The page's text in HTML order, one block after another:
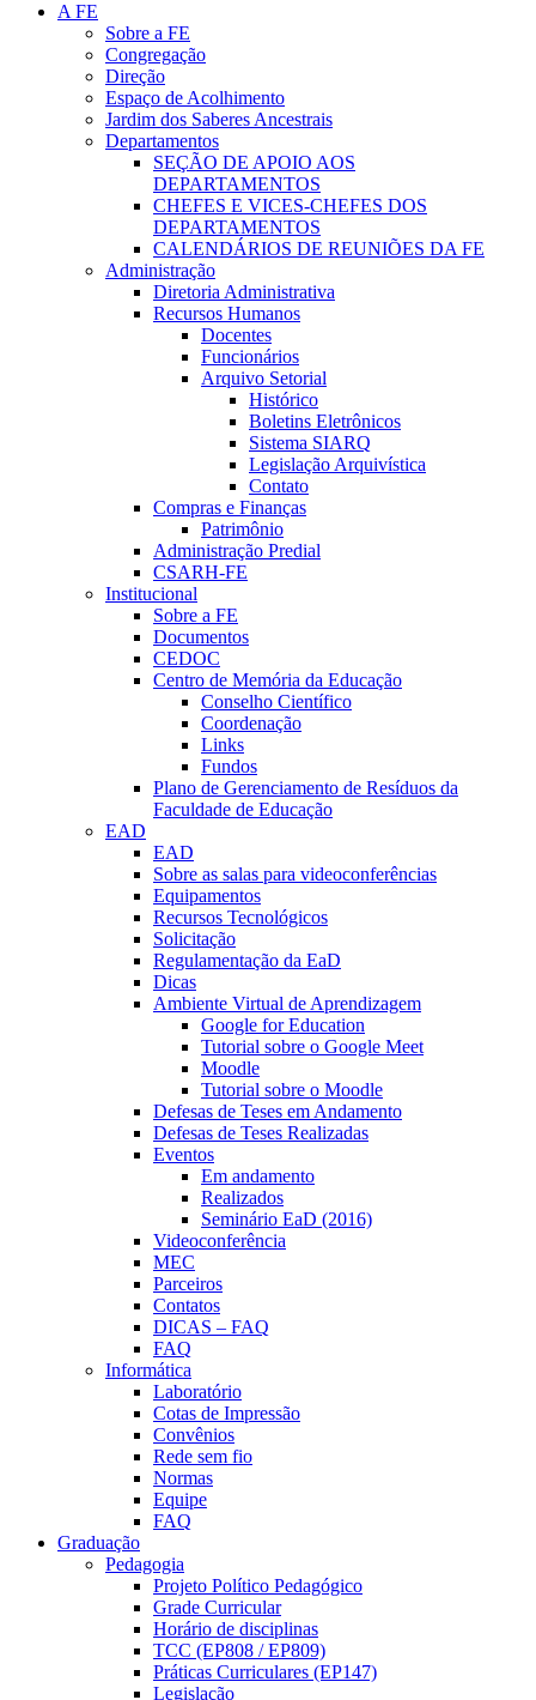
A FE
Sobre a FE
Congregação
Direção
Espaço de Acolhimento
Jardim dos Saberes Ancestrais
Departamentos
SEÇÃO DE APOIO AOS
DEPARTAMENTOS
CHEFES E VICES-CHEFES DOS
DEPARTAMENTOS
CALENDÁRIOS DE REUNIÕES DA FE
Administração
Diretoria Administrativa
Recursos Humanos
Docentes
Funcionários
Arquivo Setorial
Histórico
Boletins Eletrônicos
Sistema SIARQ
Legislação Arquivística
Contato
Compras e Finanças
Patrimônio
Administração Predial
CSARH-FE
Institucional
Sobre a FE
Documentos
CEDOC
Centro de Memória da Educação
Conselho Científico
Coordenação
Links
Fundos
Plano de Gerenciamento de Resíduos da
Faculdade de Educação
EAD
EAD
Sobre as salas para videoconferências
Equipamentos
Recursos Tecnológicos
Solicitação
Regulamentação da EaD
Dicas
Ambiente Virtual de Aprendizagem
Google for Education
Tutorial sobre o Google Meet
Moodle
Tutorial sobre o Moodle
Defesas de Teses em Andamento
Defesas de Teses Realizadas
Eventos
Em andamento
Realizados
Seminário EaD (2016)
Videoconferência
MEC
Parceiros
Contatos
DICAS – FAQ
FAQ
Informática
Laboratório
Cotas de Impressão
Convênios
Rede sem fio
Normas
Equipe
FAQ
Graduação
Pedagogia
Projeto Político Pedagógico
Grade Curricular
Horário de disciplinas
TCC (EP808 / EP809)
Práticas Curriculares (EP147)
Legislação